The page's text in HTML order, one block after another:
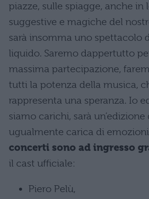
piazze, sulle spiagge, anche in
suggestive e magiche del
sarà insomma uno spettacolo
liquido. Saremo dappertutto
massima partecipazione,
tutti la potenza della musica,
rappresenta una speranza. Io
siamo carichi, sarà un’edizione
ugualmente carica di
concerti sono ad ingresso
il cast ufficiale:
Piero Pelù,